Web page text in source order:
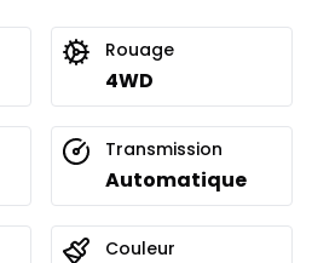
Rouage
4WD
Transmission
Automatique
Couleur